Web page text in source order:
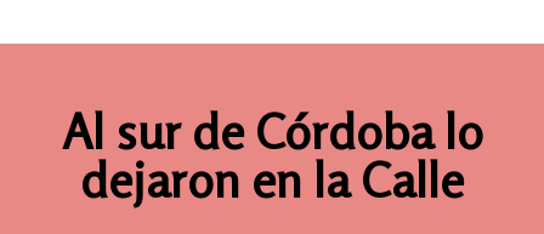
Al sur de Córdoba lo
dejaron en la Calle